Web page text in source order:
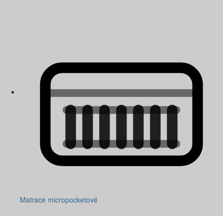
Matrace micropocketové